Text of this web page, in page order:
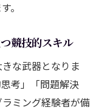
する論理思考の
リアに活きる理
。
競技的スキル
な武器となりま
考」「問題解決
ミング経験者が備